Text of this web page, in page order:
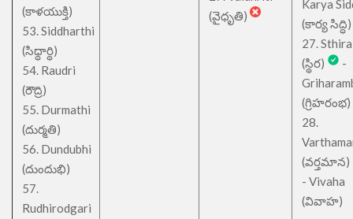
(కాళయుక్తి)
53. Siddharthi
(సిధ్ధార్థి)
54. Raudri
(రౌద్రి)
55. Durmathi
(దుర్మతి)
56. Dundubhi
(దుందుభి)
57.
Rudhirodgari
(వైధృతి)
Karya
(కార్య సిద్ధి)
27. Sthira
(స్థిర)
-
(గ్రిహరంభ)
28.
(వర్తమాన)
- Vivaha
(వివాహ)